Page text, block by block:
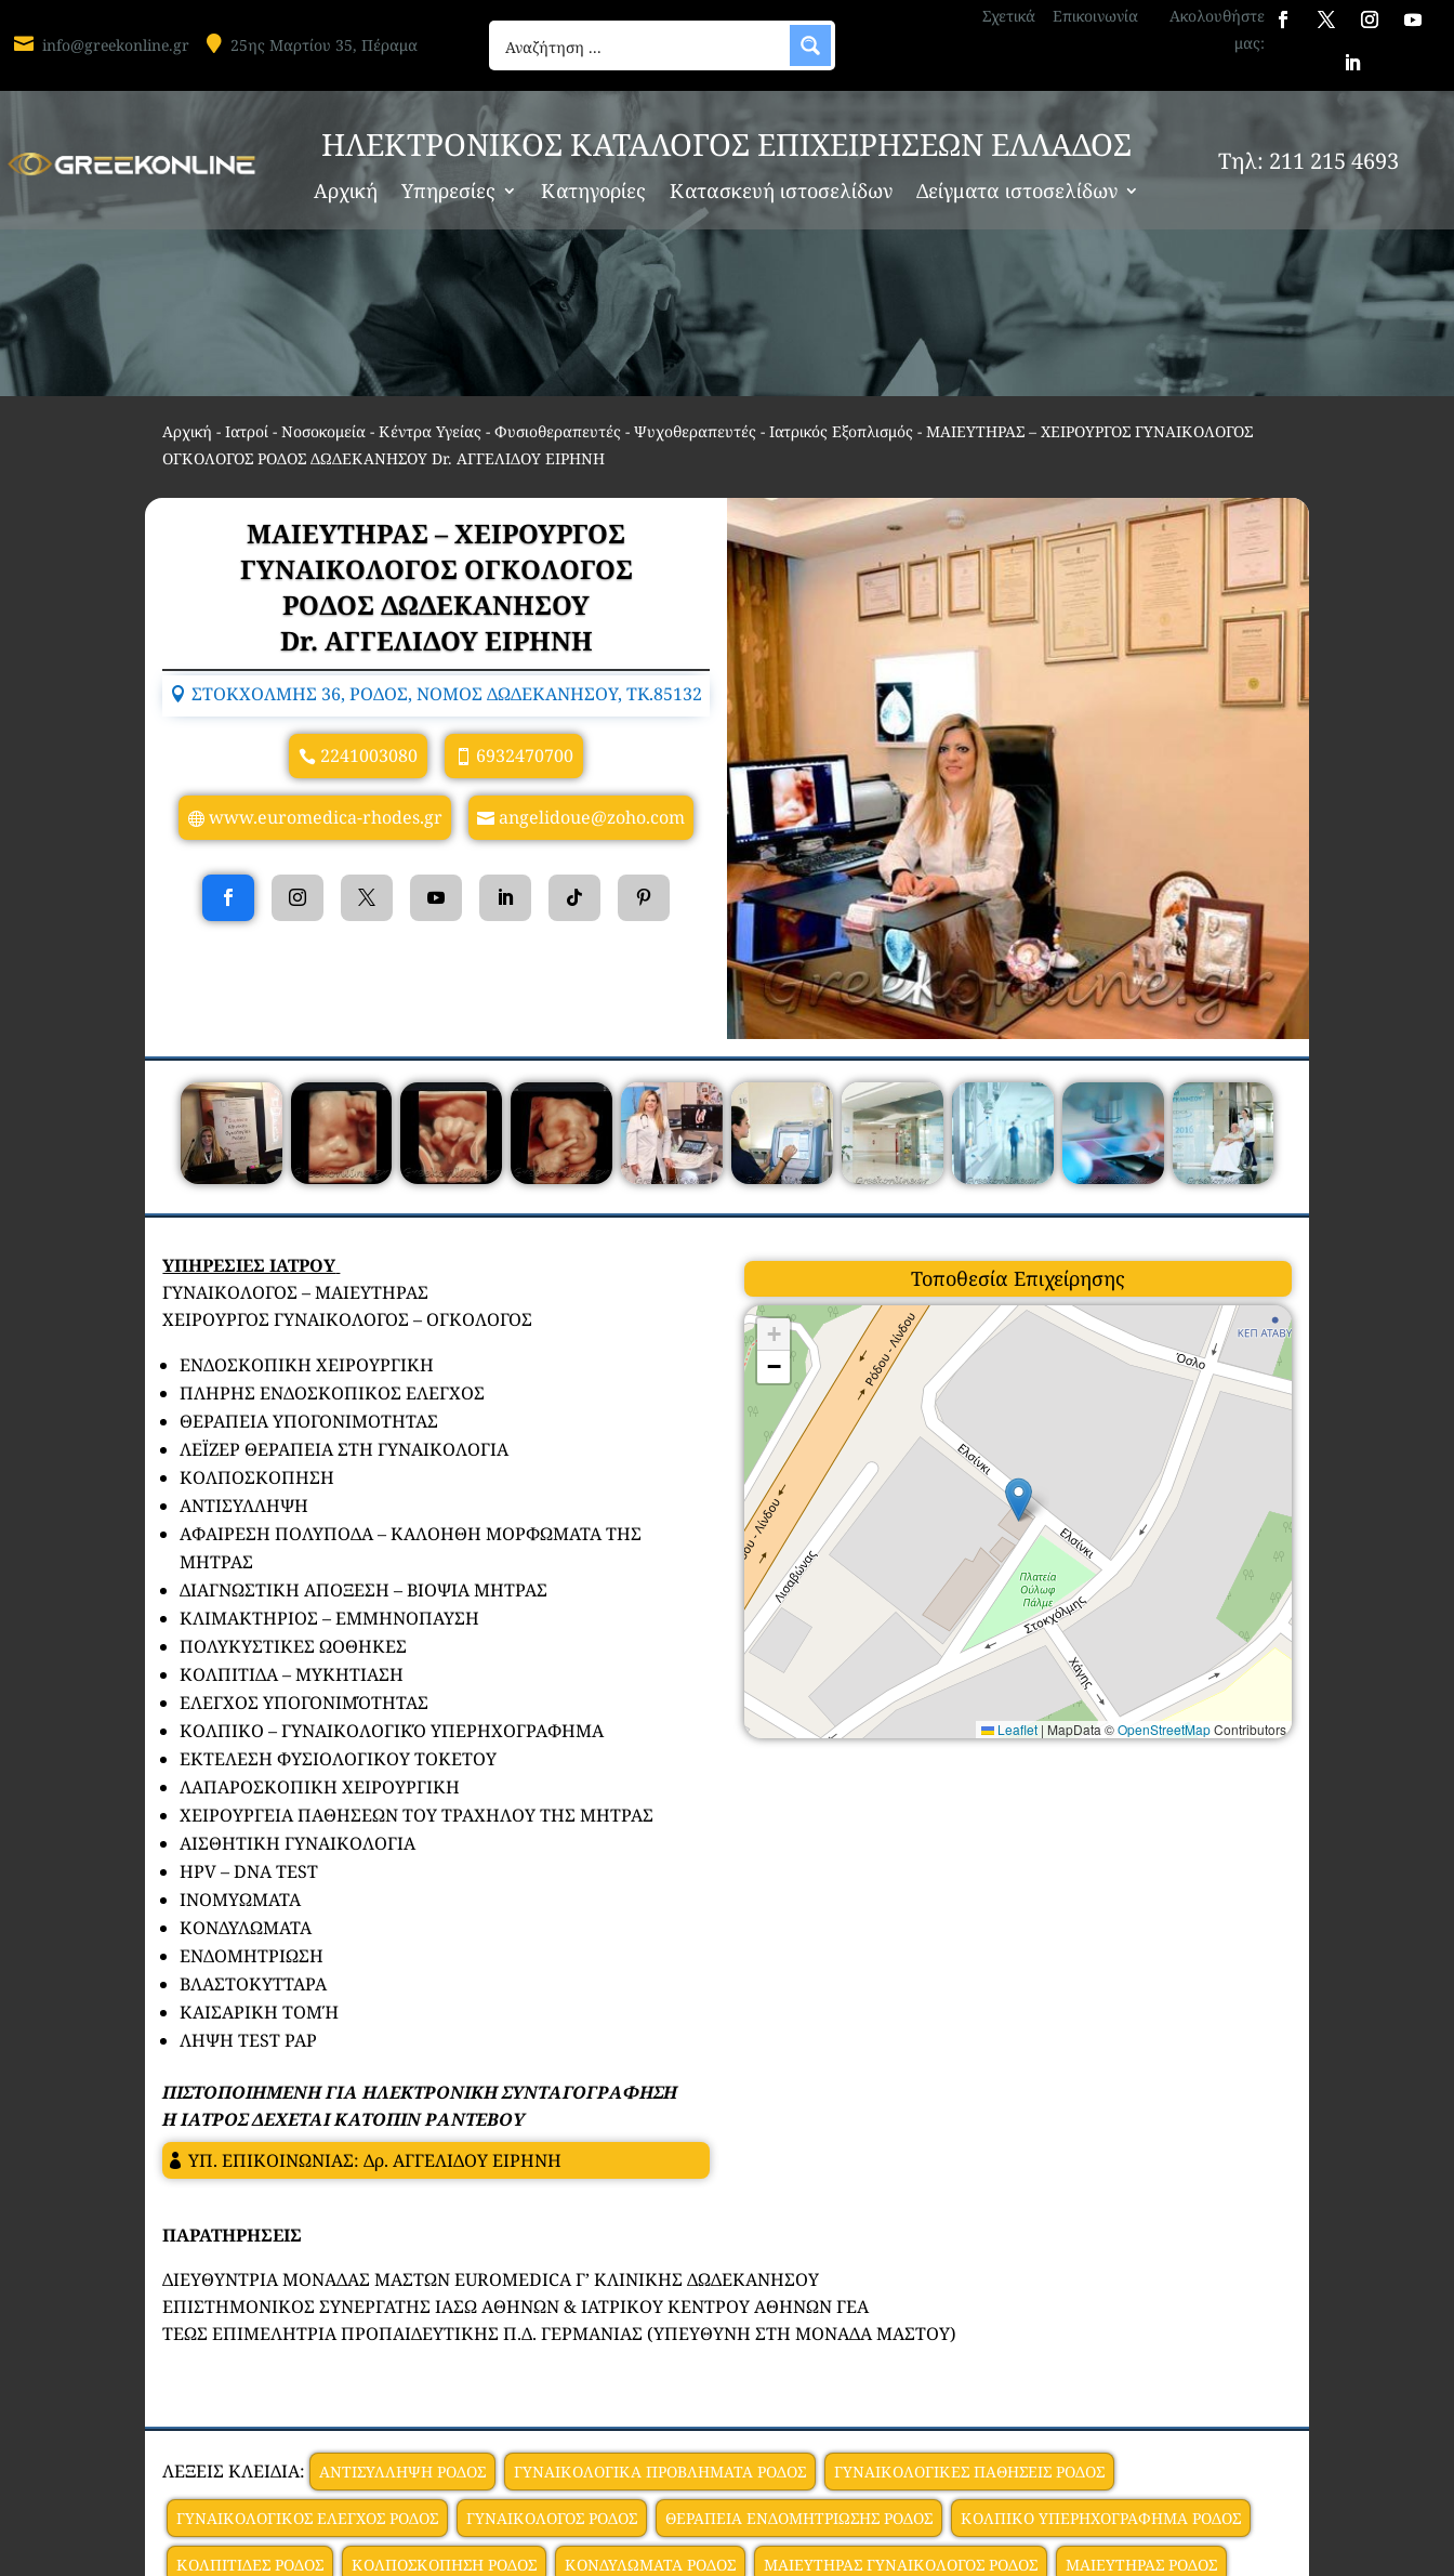
 info@greekonline.gr  25ης Μαρτίου 35, Πέραμα
Σχετικά Επικοινωνία
Ακολουθήστε
μας:
ΗΛΕΚΤΡΟΝΙΚΟΣ ΚΑΤΑΛΟΓΟΣ ΕΠΙΧΕΙΡΗΣΕΩΝ ΕΛΛΑΔΟΣ
Αρχική Υπηρεσίες Κατηγορίες Κατασκευή ιστοσελίδων Δείγματα ιστοσελίδων
Τηλ: 211 215 4693
Αρχική -Ιατροί - Νοσοκομεία - Κέντρα Υγείας - Φυσιοθεραπευτές - Ψυχοθεραπευτές - Ιατρικός Εξοπλισμός -ΜΑΙΕΥΤΗΡΑΣ – ΧΕΙΡΟΥΡΓΟΣ ΓΥΝΑΙΚΟΛΟΓΟΣ
ΟΓΚΟΛΟΓΟΣ ΡΟΔΟΣ ΔΩΔΕΚΑΝΗΣΟΥ Dr. ΑΓΓΕΛΙΔΟΥ ΕΙΡΗΝΗ
ΜΑΙΕΥΤΗΡΑΣ – ΧΕΙΡΟΥΡΓΟΣ
ΓΥΝΑΙΚΟΛΟΓΟΣ ΟΓΚΟΛΟΓΟΣ
ΡΟΔΟΣ ΔΩΔΕΚΑΝΗΣΟΥ
Dr. ΑΓΓΕΛΙΔΟΥ ΕΙΡΗΝΗ
ΣΤΟΚΧΟΛΜΗΣ 36, ΡΟΔΟΣ, ΝΟΜΟΣ ΔΩΔΕΚΑΝΗΣΟΥ, TK.85132
2241003080 6932470700
www.euromedica-rhodes.gr angelidoue@zoho.com
ΥΠΗΡΕΣΙΕΣ ΙΑΤΡΟΥ
ΓΥΝΑΙΚΟΛΟΓΟΣ – ΜΑΙΕΥΤΗΡΑΣ
ΧΕΙΡΟΥΡΓΟΣ ΓΥΝΑΙΚΟΛΟΓΟΣ – ΟΓΚΟΛΟΓΟΣ
ΕΝΔΟΣΚΟΠΙΚΗ ΧΕΙΡΟΥΡΓΙΚΗ
ΠΛΗΡΗΣ ΕΝΔΟΣΚΟΠΙΚΟΣ ΕΛΕΓΧΟΣ
ΘΕΡΑΠΕΙΑ ΥΠΟΓΟΝΙΜΟΤΗΤΑΣ
ΛΕΪΖΕΡ ΘΕΡΑΠΕΙΑ ΣΤΗ ΓΥΝΑΙΚΟΛΟΓΙΑ
ΚΟΛΠΟΣΚΟΠΗΣΗ
ΑΝΤΙΣΥΛΛΗΨΗ
ΑΦΑΙΡΕΣΗ ΠΟΛΥΠΟΔΑ – ΚΑΛΟΗΘΗ ΜΟΡΦΩΜΑΤΑ ΤΗΣ
ΜΗΤΡΑΣ
ΔΙΑΓΝΩΣΤΙΚΗ ΑΠΟΞΕΣΗ – ΒΙΟΨΙΑ ΜΗΤΡΑΣ
ΚΛΙΜΑΚΤΗΡΙΟΣ – ΕΜΜΗΝΟΠΑΥΣΗ
ΠΟΛΥΚΥΣΤΙΚΕΣ ΩΟΘΗΚΕΣ
ΚΟΛΠΙΤΙΔΑ – ΜΥΚΗΤΙΑΣΗ
ΕΛΕΓΧΟΣ ΥΠΟΓΟΝΙΜΌΤΗΤΑΣ
ΚΟΛΠΙΚΟ – ΓΥΝΑΙΚΟΛΟΓΙΚΌ ΥΠΕΡΗΧΟΓΡΑΦΗΜΑ
ΕΚΤΕΛΕΣΗ ΦΥΣΙΟΛΟΓΙΚΟΥ ΤΟΚΕΤΟΥ
ΛΑΠΑΡΟΣΚΟΠΙΚΗ ΧΕΙΡΟΥΡΓΙΚΗ
ΧΕΙΡΟΥΡΓΕΙΑ ΠΑΘΗΣΕΩΝ ΤΟΥ ΤΡΑΧΗΛΟΥ ΤΗΣ ΜΗΤΡΑΣ
ΑΙΣΘΗΤΙΚΗ ΓΥΝΑΙΚΟΛΟΓΙΑ
HPV – DNA TEST
ΙΝΟΜΥΩΜΑΤΑ
ΚΟΝΔΥΛΩΜΑΤΑ
ΕΝΔΟΜΗΤΡΙΩΣΗ
ΒΛΑΣΤΟΚΥΤΤΑΡΑ
ΚΑΙΣΑΡΙΚΗ ΤΟΜΉ
ΛΗΨΗ TEST PAP
ΠΙΣΤΟΠΟΙΗΜΕΝΗ ΓΙΑ ΗΛΕΚΤΡΟΝΙΚΗ ΣΥΝΤΑΓΟΓΡΑΦΗΣΗ
Η ΙΑΤΡΟΣ ΔΕΧΕΤΑΙ ΚΑΤΟΠΙΝ ΡΑΝΤΕΒΟΥ
ΥΠ. ΕΠΙΚΟΙΝΩΝΙΑΣ: Δρ. ΑΓΓΕΛΙΔΟΥ ΕΙΡΗΝΗ
Τοποθεσία Επιχείρησης
+
−
Leaflet | MapData ©OpenStreetMapContributors
ΠΑΡΑΤΗΡΗΣΕΙΣ
ΔΙΕΥΘΥΝΤΡΙΑ ΜΟΝΑΔΑΣ ΜΑΣΤΩΝ EUROMEDICA Γ’ ΚΛΙΝΙΚΗΣ ΔΩΔΕΚΑΝΗΣΟΥ
ΕΠΙΣΤΗΜΟΝΙΚΟΣ ΣΥΝΕΡΓΑΤΗΣ ΙΑΣΩ ΑΘΗΝΩΝ & ΙΑΤΡΙΚΟΥ ΚΕΝΤΡΟΥ ΑΘΗΝΩΝ ΓΕΑ
ΤΕΩΣ ΕΠΙΜΕΛΗΤΡΙΑ ΠΡΟΠΑΙΔΕΥΤΙΚΗΣ Π.Δ. ΓΕΡΜΑΝΙΑΣ (ΥΠΕΥΘΥΝΗ ΣΤΗ ΜΟΝΑΔΑ ΜΑΣΤΟΥ)
ΛΕΞΕΙΣ ΚΛΕΙΔΙΑ: ΑΝΤΙΣΥΛΛΗΨΗ ΡΟΔΟΣ ΓΥΝΑΙΚΟΛΟΓΙΚΑ ΠΡΟΒΛΗΜΑΤΑ ΡΟΔΟΣ ΓΥΝΑΙΚΟΛΟΓΙΚΕΣ ΠΑΘΗΣΕΙΣ ΡΟΔΟΣ
ΓΥΝΑΙΚΟΛΟΓΙΚΟΣ ΕΛΕΓΧΟΣ ΡΟΔΟΣ ΓΥΝΑΙΚΟΛΟΓΟΣ ΡΟΔΟΣ ΘΕΡΑΠΕΙΑ ΕΝΔΟΜΗΤΡΙΩΣΗΣ ΡΟΔΟΣ ΚΟΛΠΙΚΟ ΥΠΕΡΗΧΟΓΡΑΦΗΜΑ ΡΟΔΟΣ
ΚΟΛΠΙΤΙΔΕΣ ΡΟΔΟΣ ΚΟΛΠΟΣΚΟΠΗΣΗ ΡΟΔΟΣ ΚΟΝΔΥΛΩΜΑΤΑ ΡΟΔΟΣ ΜΑΙΕΥΤΗΡΑΣ ΓΥΝΑΙΚΟΛΟΓΟΣ ΡΟΔΟΣ ΜΑΙΕΥΤΗΡΑΣ ΡΟΔΟΣ